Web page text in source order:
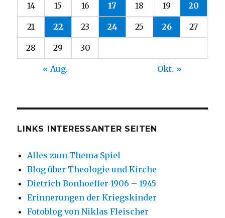
14 15 16 17 18 19 20
21 22 23 24 25 26 27
28 29 30
« Aug. Okt. »
LINKS INTERESSANTER SEITEN
Alles zum Thema Spiel
Blog über Theologie und Kirche
Dietrich Bonhoeffer 1906 – 1945
Erinnerungen der Kriegskinder
Fotoblog von Niklas Fleischer